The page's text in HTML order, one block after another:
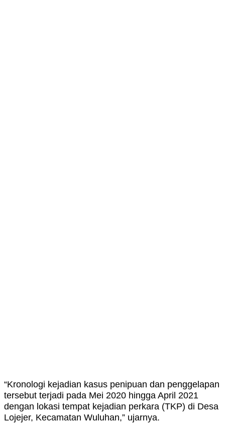
“Kronologi kejadian kasus penipuan dan penggelapan
tersebut terjadi pada Mei 2020 hingga April 2021
dengan lokasi tempat kejadian perkara (TKP) di Desa
Lojejer, Kecamatan Wuluhan,” ujarnya.